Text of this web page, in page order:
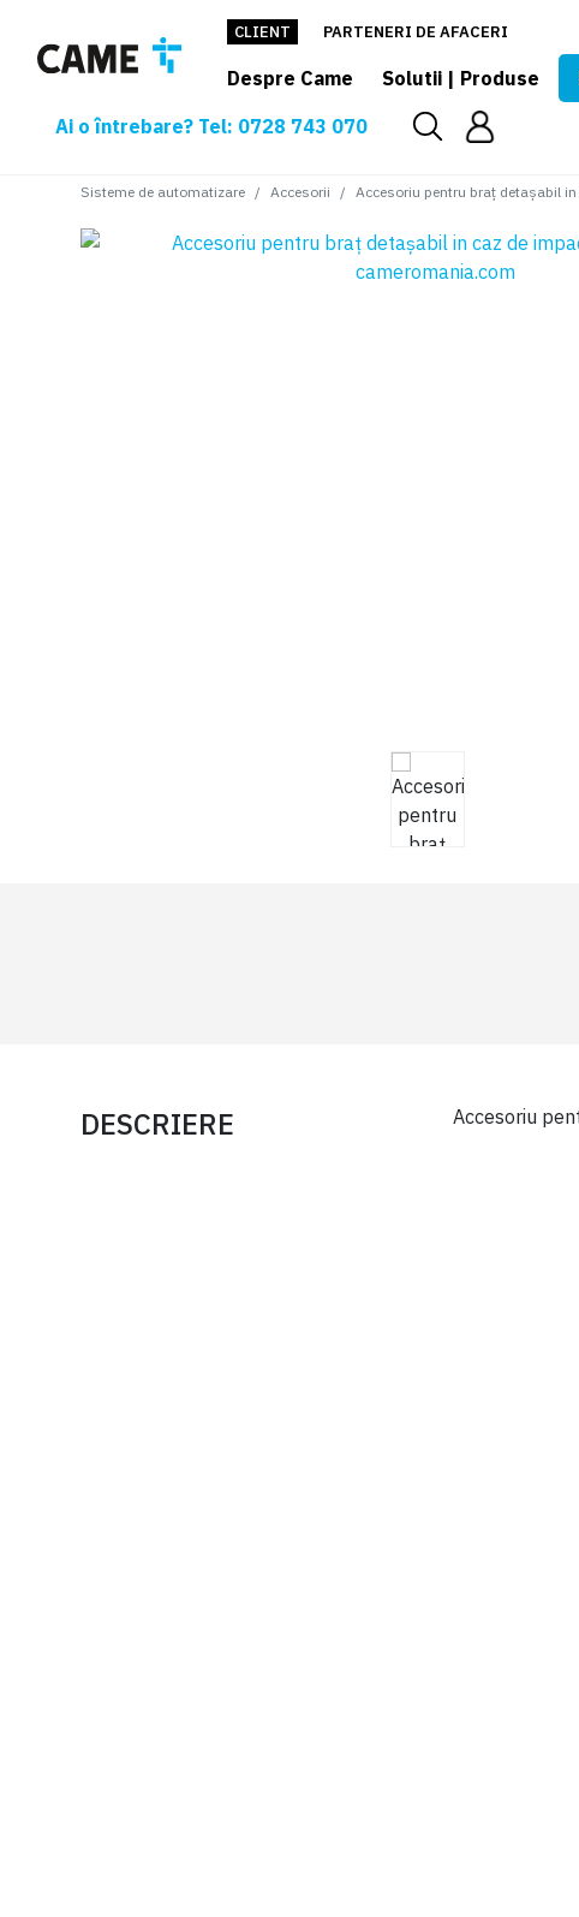
CLIENT PARTENERI DE AFACERI
Despre Came Solutii | Produse
Ai o întrebare? Tel: 0728 743 070
Sisteme de automatizare Accesorii Accesoriu pentru braț detașabil
DESCRIERE Accesoriu